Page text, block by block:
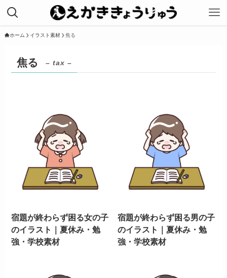
ホーム イラスト素材 焦る
焦る – tax –
宿題が終わらず困る女の子
のイラスト｜夏休み・勉
強・学校素材
宿題が終わらず困る男の子
のイラスト｜夏休み・勉
強・学校素材